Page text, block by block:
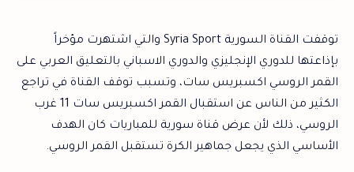
توقفت القناة السورية Syria Sport والتي اشتهرت مؤخراً
بإذاعتها للدوري الإنجليزي والدوري الاسباني بالتعليق العربي على
القمر الروسي اكسبريس سات، وتسبب توقف القناة في تراجع
الكثير من الناس عن استقبال القمر اكسبريس سات 11 غرب
الروسي، ذلك لأن عرض قناة سورية للمباريات كان الهدف
الأساسي الذي يجعل جماهير الكرة تستقبل القمر الروسي.